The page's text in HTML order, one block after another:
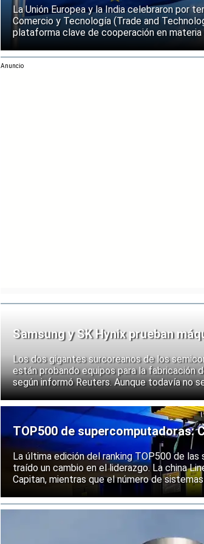
La Unión Europea y la India celebraron por
Comercio y Tecnología (Trade and
plataforma clave de cooperación en
Anuncio
Samsung y SK Hynix prueban
Los dos gigantes surcoreanos de los
están probando equipos para la fabricación
según informó Reuters. Aunque todavía no
implementación, las acciones de los
ante la posibilidad de un mayor
exportación de tecnologías de
TOP500 de supercomputadoras:
mantiene una posición sólida
La última edición del ranking TOP500 de
traído un cambio en el liderazgo. La china
Capitan, mientras que el número de
mantenido su posición entre las principales
rendimiento.